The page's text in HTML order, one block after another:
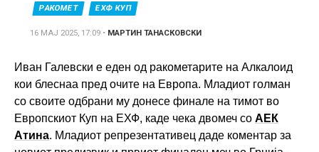
РАКОМЕТ ЕХФ КУП
16 МАЈ 2025, 17:09 • МАРТИН ТАНАСКОВСКИ
Иван Галевски е еден од ракометарите на Алкалоид
кои блеснаа пред очите на Европа. Младиот голман
со своите одбрани му донесе финале на тимот во
Европскиот Куп на ЕХФ, каде чека двомеч со АЕК
Атина. Младиот репрезентативец даде коментар за